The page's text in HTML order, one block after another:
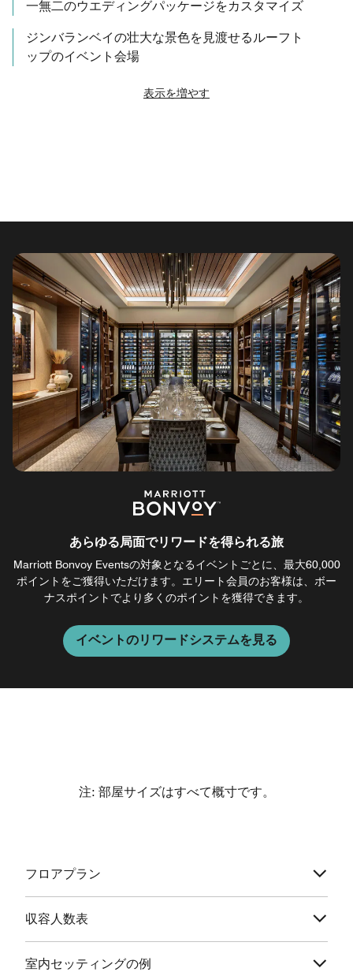
一無二のウエディングパッケージをカスタマイズ
ジンバランベイの壮大な景色を見渡せるルーフト
ップのイベント会場
表示を増やす
あらゆる局面でリワードを得られる旅
Marriott Bonvoy Eventsの対象となるイベントごとに、最大60,000
ポイントをご獲得いただけます。エリート会員のお客様は、ボー
ナスポイントでより多くのポイントを獲得できます。
イベントのリワードシステムを見る
注: 部屋サイズはすべて概寸です。
フロアプラン
収容人数表
室内セッティングの例